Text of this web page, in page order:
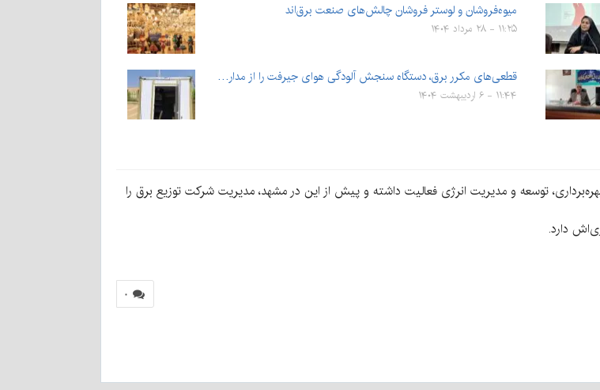
میوه‌فروشان و لوستر فروشان چالش‌های صنعت برق‌اند
۱۱:۲۵ - ۲۸ مرداد ۱۴۰۴
قطعی‌های مکرر برق، دستگاه سنجش آلودگی هوای جیرفت را از مدار…
۱۱:۴۴ - ۶ اردیبهشت ۱۴۰۴
توسعه و مدیریت انرژی فعالیت داشته و پیش از این در مشهد، مدیریت شرکت توزیع برق را
دارد.
۰